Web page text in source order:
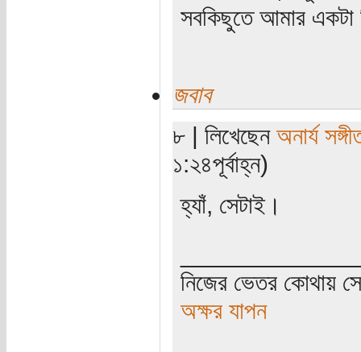
সবকিছুতে আমার একটা
জবাব
৮ | লিখেছেন অনার্য
১:২৪পূর্বাহ্ন)
হ্যাঁ, সেটাই।
নিজের ভেতর কোথায়
অক্ষর যাপন